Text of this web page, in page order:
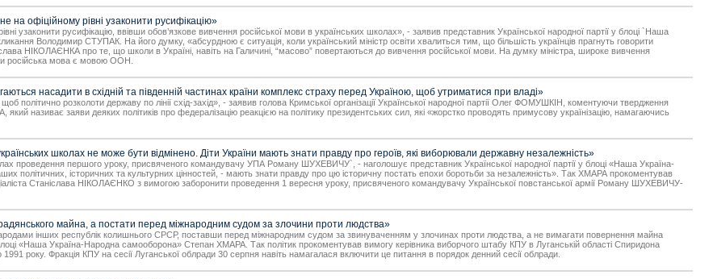
офіційному рівні узаконити русифікацію»
узаконити русифікацію, ввівши обов’язкове вивчення російської мови в українських школах», - заявив представник Української народної партії у блоці `Наша
Володимир СТУПАК. На його думку, «абсурдною є ситуація, коли український міністр освіти хвалиться тим, що більшість українців прагнуть говорити
НІКОЛАЄНКА про те, що школи в Україні, навіть на Галичині, “масово” повертаються до вивчення російської мови. На думку міністра, широке вивчення
російська мова є мовою ООН.
насадити в східній та південній частинах країни комплекс страху перед Україною, щоб утриматися при владі»
політично розколоти державу по лінії схід-захід», - заявив голова Кримської організації Української народної партії Олег ФОМУШКІН, коментуючи твердження
називає заяви деяких політиків про федералізацію реакцією на політику президентських сил, які «жорстко проводять примусову українізацію, намагаючись
школах не може бути відмінено. Діти України мають знати правду про героїв, які виборювали державну незалежність»
проведення першого уроку, присвяченого командувачу УПА Роману ШУХЕВИЧУ`, - наголошує представник Української народної партії у блоці «Наша Україна-
політичних, історичних та культурних цінностей, - мають знати правду про цю історичну постать епохи боротьби за незалежність». Так ХМАРА прокоментував
Станіслава НІКОЛАЄНКО з вимогою заборонити проведення 1 вересня уроку, присвяченого командувачу Української повстанської армії Роману ШУХЕВИЧУ-
майна, а постати перед міжнародним судом за злочини проти людства»
інших республік колишнього СРСР, поставши перед міжнародним судом за звинуваченням у злочинах проти людства, а не вимагати повернення майна
«Наша Україна-Народна самооборона» Степан ХМАРА. Так політик прокоментував вимогу керівника виборчого штабу КПУ в Луганській області Спиридона
року. Фракція КПУ на сесії Луганської облради 30 серпня навіть намагалася включити це питання в порядок денний сесії облради.